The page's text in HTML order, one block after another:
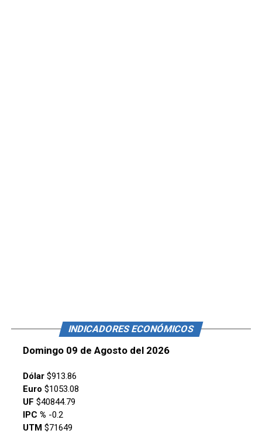
INDICADORES ECONÓMICOS
Domingo 09 de Agosto del 2026
Dólar$913.86
Euro $1053.08
UF $40844.79
IPC % -0.2
UTM$71649